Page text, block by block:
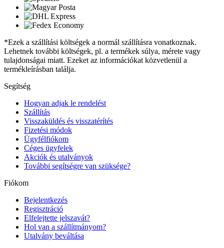
*Ezek a szállítási költségek a normál szállításra vonatkoznak.
Lehetnek további költségek, pl. a termékek súlya, mérete vagy
tulajdonságai miatt. Ezeket az információkat közvetlenül a
termékleírásban találja.
Segítség
Hogyan adjak le rendelést
Szállítás
Visszaküldés és visszatérítés
Fizetési módok
Ügyfélfiókom
Céges ügyfelek
Akciók és utalványok
További segítségre van szüksége?
Fiókom
Bejelentkezés
Regisztráció
Elfelejtette jelszavát?
Hol van a szállítmányom?
Utalvány beváltása